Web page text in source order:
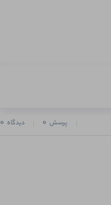
پرسش 0 دیدگاه 0